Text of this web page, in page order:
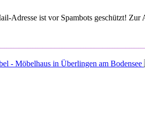
Adresse ist vor Spambots geschützt! Zur